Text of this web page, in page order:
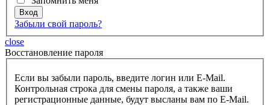
Забыли свой пароль?
close
Восcтановление пароля
Если вы забыли пароль, введите логин или E-Mail.
Контрольная строка для смены пароля, а также ваши
регистрационные данные, будут высланы вам по E-Mail.